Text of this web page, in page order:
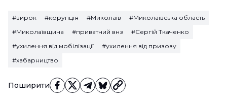
Поширити
#вирок #корупція #Миколаїв
#Миколаївська область
#Миколаївщина
#приватний внз
#Сергій Ткаченко
#ухилення від мобілізації
#ухилення від призову
#хабарництво